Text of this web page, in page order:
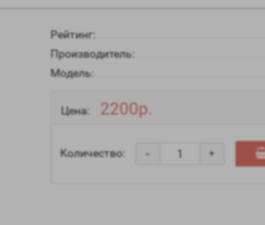
Рейтинг:
Производитель:
Модель:
Цена: 2200р.
Количество: +
-